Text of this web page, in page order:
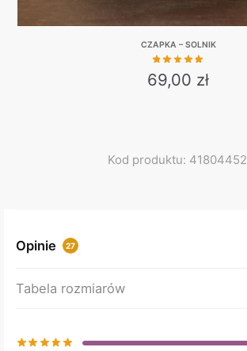
CZAPKA – SOLNIK
69,00 zł
Kod produktu: 41804452
Opinie 27
Tabela rozmiarów